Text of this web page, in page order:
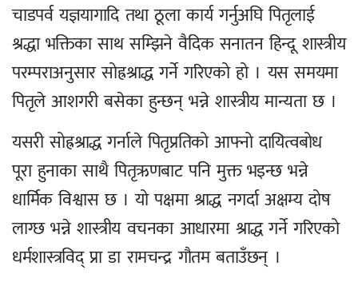
चाडपर्व यज्ञयागादि तथा ठूला कार्य गर्नुअघि पितृलाई
श्रद्धा भक्तिका साथ सम्झिने वैदिक सनातन हिन्दू शास्त्रीय
परम्पराअनुसार सोह्रश्राद्ध गर्ने गरिएको हो । यस समयमा
पितृले आशगरी बसेका हुन्छन् भन्ने शास्त्रीय मान्यता छ ।
यसरी सोह्रश्राद्ध गर्नाले पितृप्रतिको आफ्नो दायित्वबोध
पूरा हुनाका साथै पितृऋणबाट पनि मुक्त भइन्छ भन्ने
धार्मिक विश्वास छ । यो पक्षमा श्राद्ध नगर्दा अक्षम्य दोष
लाग्छ भन्ने शास्त्रीय वचनका आधारमा श्राद्ध गर्ने गरिएको
धर्मशास्त्रविद् प्रा डा रामचन्द्र गौतम बताउँछन् ।